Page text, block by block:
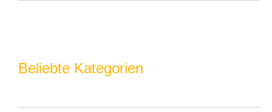
Beliebte Kategorien